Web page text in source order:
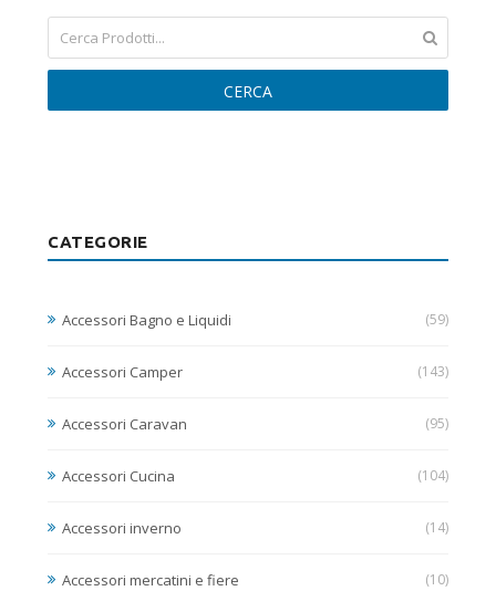
CERCA
CATEGORIE
Accessori Bagno e Liquidi (59)
Accessori Camper (143)
Accessori Caravan (95)
Accessori Cucina (104)
Accessori inverno (14)
Accessori mercatini e fiere (10)